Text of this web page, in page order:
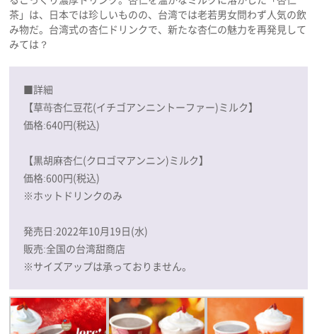
茶」は、日本では珍しいものの、台湾では老若男女問わず人気の飲
み物だ。台湾式の杏仁ドリンクで、新たな杏仁の魅力を再発見して
みては？
■詳細
【草苺杏仁豆花(イチゴアンニントーファー)ミルク】
価格:640円(税込)
【黒胡麻杏仁(クロゴマアンニン)ミルク】
価格:600円(税込)
※ホットドリンクのみ
発売日:2022年10月19日(水)
販売:全国の台湾甜商店
※サイズアップは承っておりません。